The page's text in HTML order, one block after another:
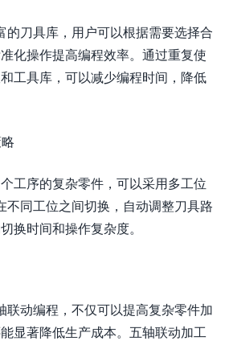
的刀具库，用户可以根据需要选择合
化操作提高编程效率。通过重复使
工具库，可以减少编程时间，降低
工序的复杂零件，可以采用多工位
不同工位之间切换，自动调整刀具路
换时间和操作复杂度。
联动编程，不仅可以提高复杂零件加
显著降低生产成本。五轴联动加工